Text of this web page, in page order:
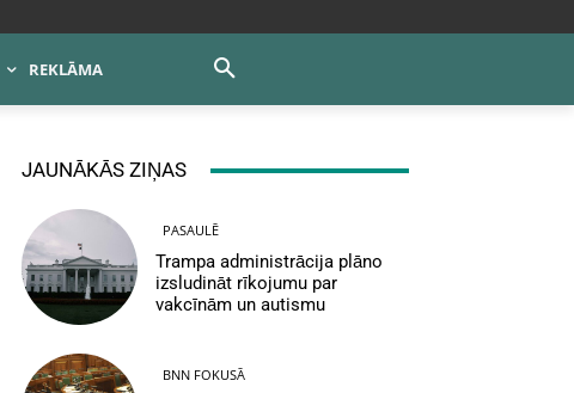
REKLĀMA
JAUNĀKĀS ZIŅAS
PASAULĒ
Trampa administrācija plāno
izsludināt rīkojumu par
vakcīnām un autismu
BNN FOKUSĀ